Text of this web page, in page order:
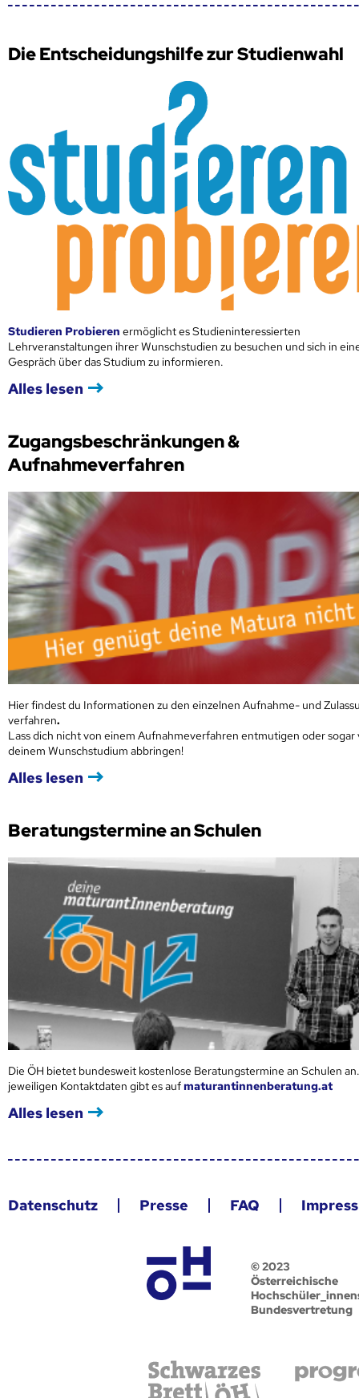
Die Entscheidungshilfe zur Studienwahl
Studieren Probieren ermöglicht es Studieninteressierten
Lehrveranstaltungen ihrer Wunschstudien zu besuchen und sich in
Gespräch über das Studium zu informieren.
Alles lesen
Zugangsbeschränkungen &
Aufnahmeverfahren
Hier findest du Informationen zu den einzelnen Aufnahme- und
verfahren.
Lass dich nicht von einem Aufnahmeverfahren entmutigen oder sogar
deinem Wunschstudium abbringen!
Alles lesen
Beratungstermine an Schulen
Die ÖH bietet bundesweit kostenlose Beratungstermine an Schulen
jeweiligen Kontaktdaten gibt es aufmaturantinnenberatung.at
Alles lesen
Datenschutz Presse FAQ
© 2023
Österreichische
Bundesvertretung